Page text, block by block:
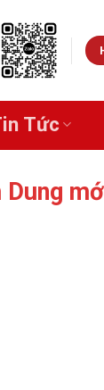
Tức